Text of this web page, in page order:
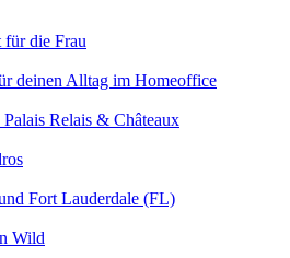
für die Frau
deinen Alltag im Homeoffice
Relais & Châteaux
Fort Lauderdale (FL)
Wild